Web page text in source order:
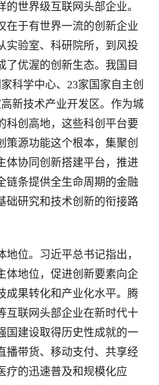
世界级互联网头部企业。
在于有世界一流的创新企业
实验室、科研院所，到风投
了优渥的创新生态。我国目
科学中心、23家国家自主创
新技术产业开发区。作为城
科创高地，这些科创平台要
策源功能这个根本，集聚创
体协同创新搭建平台，推进
链条提供全生命周期的金融
础研究和技术创新的衔接路
位。习近平总书记指出，
体地位，促进创新要素向企
成果转化和产业化水平。腾
互联网头部企业在新时代十
国建设取得历史性成就的一
播带货、移动支付、共享经
疗的迅速普及和规模化应